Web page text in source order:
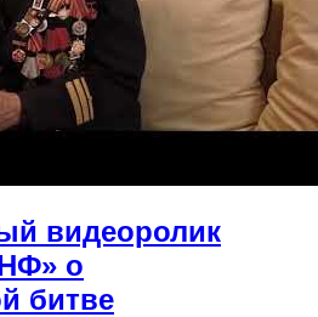
видеоролик
о
битве